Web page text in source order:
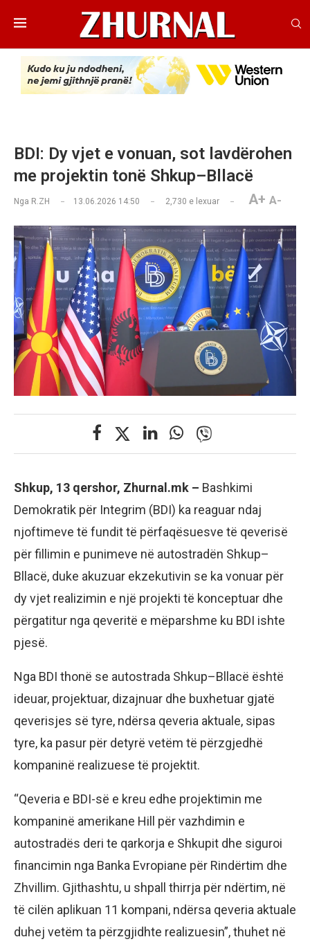
BDI: Dy vjet e vonuan, sot lavdërohen
me projektin tonë Shkup–Bllacë
Nga R.ZH 13.06.2026 14:50 2,730 e lexuar A+ A-
Shkup, 13 qershor, Zhurnal.mk – Bashkimi
Demokratik për Integrim (BDI) ka reaguar ndaj
njoftimeve të fundit të përfaqësuesve të qeverisë
për fillimin e punimeve në autostradën Shkup–
Bllacë, duke akuzuar ekzekutivin se ka vonuar për
dy vjet realizimin e një projekti të konceptuar dhe
përgatitur nga qeveritë e mëparshme ku BDI ishte
pjesë.
Nga BDI thonë se autostrada Shkup–Bllacë është
ideuar, projektuar, dizajnuar dhe buxhetuar gjatë
qeverisjes së tyre, ndërsa qeveria aktuale, sipas
tyre, ka pasur për detyrë vetëm të përzgjedhë
kompaninë realizuese të projektit.
“Qeveria e BDI-së e kreu edhe projektimin me
kompaninë amerikane Hill për vazhdimin e
autostradës deri te qarkorja e Shkupit dhe siguroi
financimin nga Banka Evropiane për Rindërtim dhe
Zhvillim. Gjithashtu, u shpall thirrja për ndërtim, në
të cilën aplikuan 11 kompani, ndërsa qeveria aktuale
duhej vetëm ta përzgjidhte realizuesin”, thuhet në